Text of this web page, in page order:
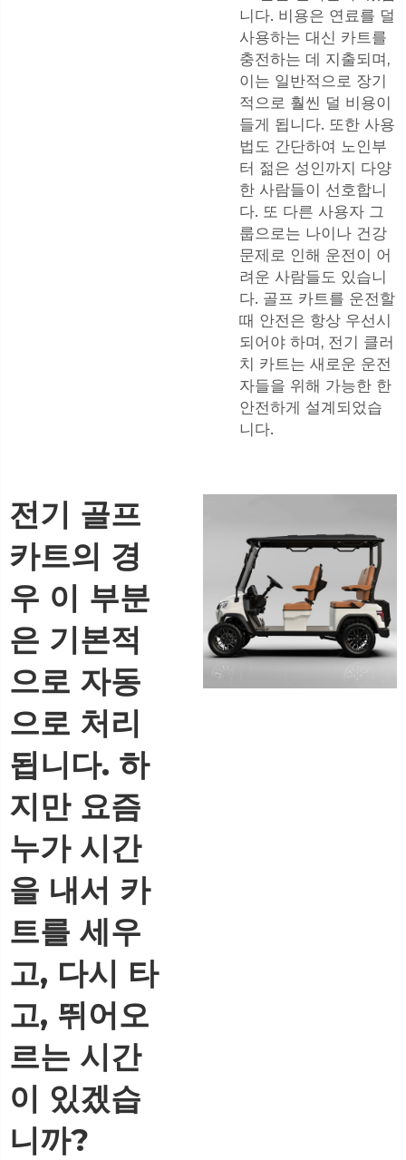
니다. 비용은 연료를 덜
사용하는 대신 카트를
충전하는 데 지출되며,
이는 일반적으로 장기
적으로 훨씬 덜 비용이
들게 됩니다. 또한 사용
법도 간단하여 노인부
터 젊은 성인까지 다양
한 사람들이 선호합니
다. 또 다른 사용자 그
룹으로는 나이나 건강
문제로 인해 운전이 어
려운 사람들도 있습니
다. 골프 카트를 운전할
때 안전은 항상 우선시
되어야 하며, 전기 클러
치 카트는 새로운 운전
자들을 위해 가능한 한
안전하게 설계되었습
니다.
전기 골프
카트의 경
우 이 부분
은 기본적
으로 자동
으로 처리
됩니다. 하
지만 요즘
누가 시간
을 내서 카
트를 세우
고, 다시 타
고, 뛰어오
르는 시간
이 있겠습
니까?